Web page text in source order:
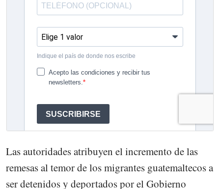
Las autoridades atribuyen el incremento de las
remesas al temor de los migrantes guatemaltecos a
ser detenidos y deportados por el Gobierno